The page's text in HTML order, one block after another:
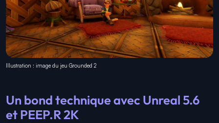
Illustration : image du jeu Grounded 2
Un bond technique avec Unreal 5.6
et PEEP.R 2K